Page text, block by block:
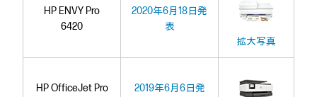
HP ENVY Pro
6420
2020年6月18日発
表
拡大写真
HP OfficeJet Pro
2019年6月6日発